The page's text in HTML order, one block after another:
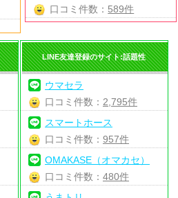
口コミ件数： 589件
LINE友達登録のサイト:話題性
ウマセラ
口コミ件数： 2,795件
スマートホース
口コミ件数： 957件
OMAKASE（オマカセ）
口コミ件数： 480件